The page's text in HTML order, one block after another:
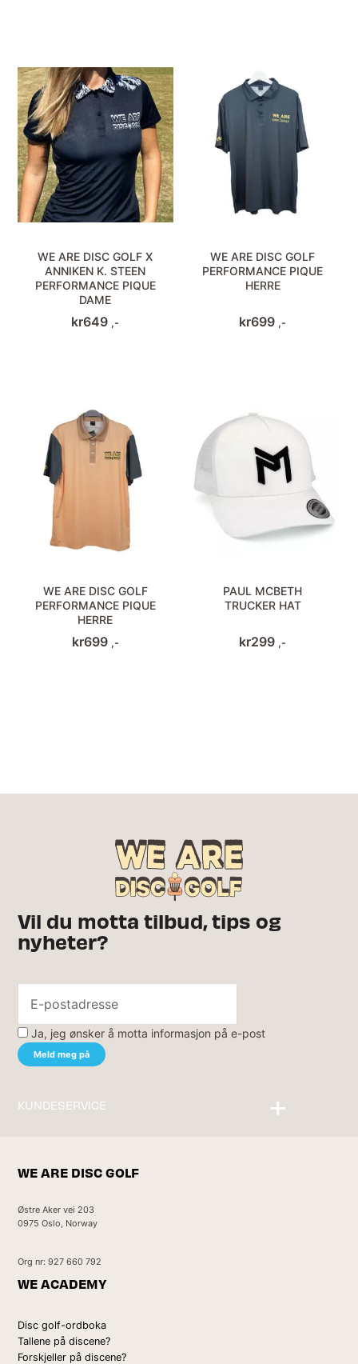
WE ARE DISC GOLF X
ANNIKEN K. STEEN
PERFORMANCE PIQUE
DAME
kr649 ,-
WE ARE DISC GOLF
PERFORMANCE PIQUE
HERRE
kr699 ,-
WE ARE DISC GOLF
PERFORMANCE PIQUE
HERRE
kr699 ,-
PAUL MCBETH
TRUCKER HAT
kr299 ,-
Vil du motta tilbud, tips og
nyheter?
Ja, jeg ønsker å motta informasjon på e-post
KUNDESERVICE
WE ARE DISC GOLF
Østre Aker vei 203
0975 Oslo, Norway
Org nr: 927 660 792
WE ACADEMY
Disc golf-ordboka
Tallene på discene?
Forskjeller på discene?